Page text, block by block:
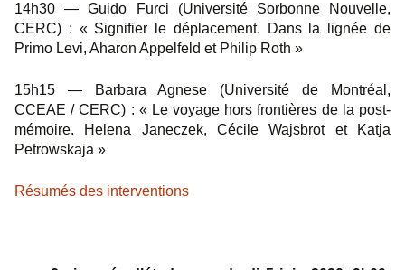
14h30 — Guido Furci (Université Sorbonne Nouvelle,
CERC) : « Signifier le déplacement. Dans la lignée de
Primo Levi, Aharon Appelfeld et Philip Roth »
15h15 — Barbara Agnese (Université de Montréal,
CCEAE / CERC) : « Le voyage hors frontières de la post-
mémoire. Helena Janeczek, Cécile Wajsbrot et Katja
Petrowskaja »
Résumés des interventions